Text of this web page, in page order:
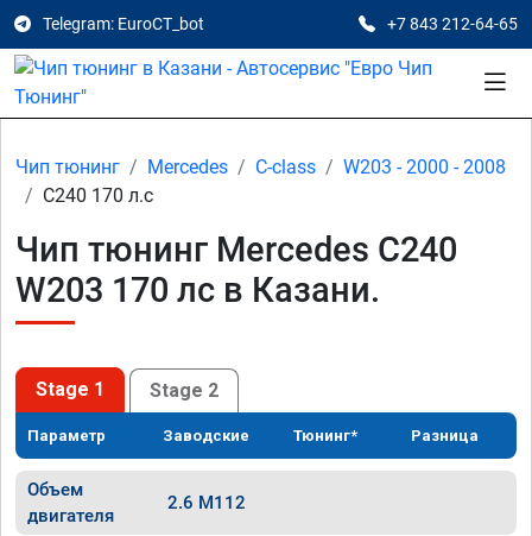
Telegram: EuroCT_bot +7 843 212-64-65
Чип тюнинг Mercedes C-class
W203 - 2000 - 2008
C240 170 л.с
Чип тюнинг Mercedes C240
W203 170 лс в Казани.
Stage 1 Stage 2
Параметр Заводские Тюнинг* Разница
Объем
двигателя
2.6 M112